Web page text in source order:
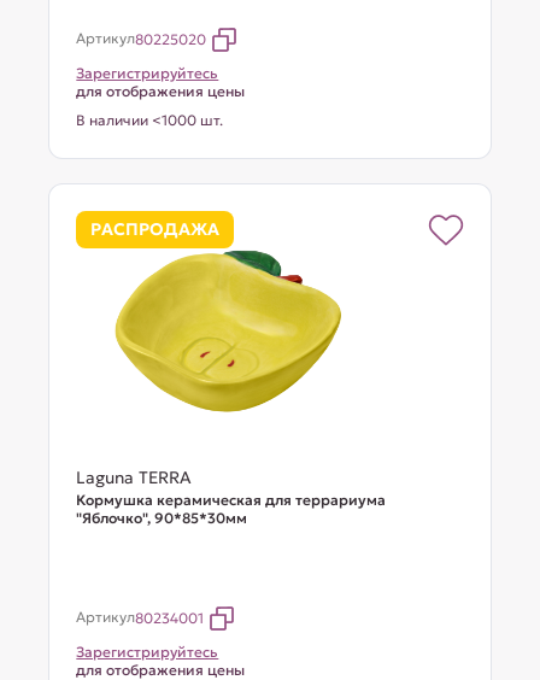
Артикул80225020
Зарегистрируйтесь
для отображения цены
В наличии <1000 шт.
РАСПРОДАЖА
Laguna TERRA
Кормушка керамическая для террариума
"Яблочко", 90*85*30мм
Артикул80234001
Зарегистрируйтесь
для отображения цены